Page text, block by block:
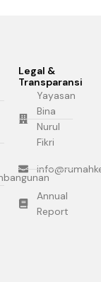
Legal &
Transparansi
Yayasan
Bina
Nurul
Fikri
Annual
Report